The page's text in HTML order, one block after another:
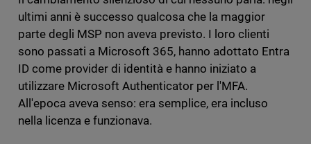
ultimi anni è successo qualcosa che la maggior
parte degli MSP non aveva previsto. I loro clienti
sono passati a Microsoft 365, hanno adottato Entra
ID come provider di identità e hanno iniziato a
utilizzare Microsoft Authenticator per l'MFA.
All'epoca aveva senso: era semplice, era incluso
nella licenza e funzionava.